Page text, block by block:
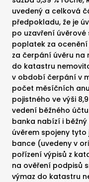
uvedený a celková
předpokladu, že je
po uzavření
poplatek za
za čerpání úvěru na
do katastru
v období čerpání v
počet měsíčních
pojistného ve výši
vedení běžného
banka nabízí i
úvěrem spojeny
bance (uvedeny v
pořízení výpisů z
na ověření podpisů
výmaz do katastru